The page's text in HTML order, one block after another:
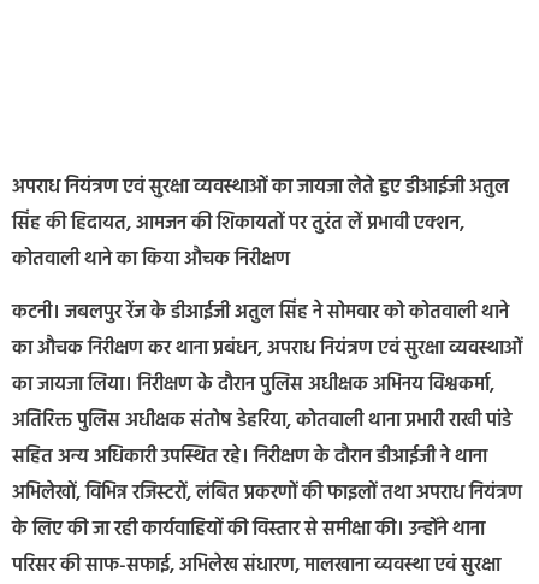
अपराध नियंत्रण एवं सुरक्षा व्यवस्थाओं का जायजा लेते हुए डीआईजी अतुल
सिंह की हिदायत, आमजन की शिकायतों पर तुरंत लें प्रभावी एक्शन,
कोतवाली थाने का किया औचक निरीक्षण
कटनी। जबलपुर रेंज के डीआईजी अतुल सिंह ने सोमवार को कोतवाली थाने
का औचक निरीक्षण कर थाना प्रबंधन, अपराध नियंत्रण एवं सुरक्षा व्यवस्थाओं
का जायजा लिया। निरीक्षण के दौरान पुलिस अधीक्षक अभिनय विश्वकर्मा,
अतिरिक्त पुलिस अधीक्षक संतोष डेहरिया, कोतवाली थाना प्रभारी राखी पांडे
सहित अन्य अधिकारी उपस्थित रहे। निरीक्षण के दौरान डीआईजी ने थाना
अभिलेखों, विभिन्न रजिस्टरों, लंबित प्रकरणों की फाइलों तथा अपराध नियंत्रण
के लिए की जा रही कार्यवाहियों की विस्तार से समीक्षा की। उन्होंने थाना
परिसर की साफ-सफाई, अभिलेख संधारण, मालखाना व्यवस्था एवं सुरक्षा